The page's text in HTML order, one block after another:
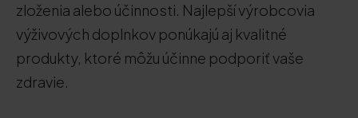
zloženia alebo účinnosti. Najlepší výrobcovia
výživových doplnkov ponúkajú aj kvalitné
produkty, ktoré môžu účinne podporiť vaše
zdravie.